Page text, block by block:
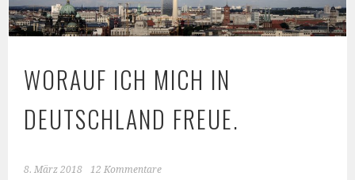
WORAUF ICH MICH IN
DEUTSCHLAND FREUE.
8. März 2018 12 Kommentare